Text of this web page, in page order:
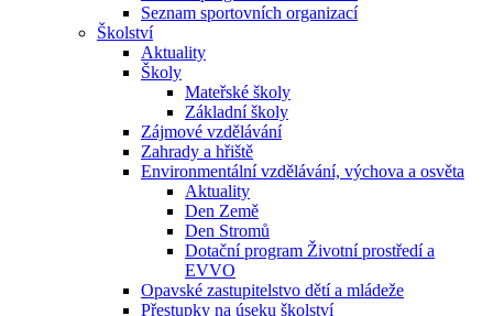
Seznam sportovních organizací
Školství
Aktuality
Školy
Mateřské školy
Základní školy
Zájmové vzdělávání
Zahrady a hřiště
Environmentální vzdělávání, výchova a osvěta
Aktuality
Den Země
Den Stromů
Dotační program Životní prostředí a
EVVO
Opavské zastupitelstvo dětí a mládeže
Přestupky na úseku školství